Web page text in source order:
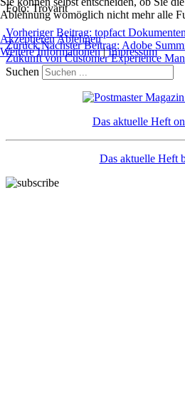
Foto: Trovarit
Vorheriger Beitrag: topfact
Zurück Nächster Beitrag: Adobe
Zukunft von Customer Experience
Suchen
Das aktuelle Heft
Das aktuelle Heft
Ablehnung womöglich nicht mehr alle
AkzeptierenAblehnen
Weitere Informationen|Impressum